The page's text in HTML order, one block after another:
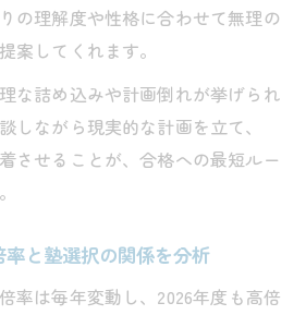
の理解度や性格に合わせて無理の
案してくれます。
な詰め込みや計画倒れが挙げられ
しながら現実的な計画を立て、
させることが、合格への最短ルー
と塾選択の関係を分析
率は毎年変動し、2026年度も高倍